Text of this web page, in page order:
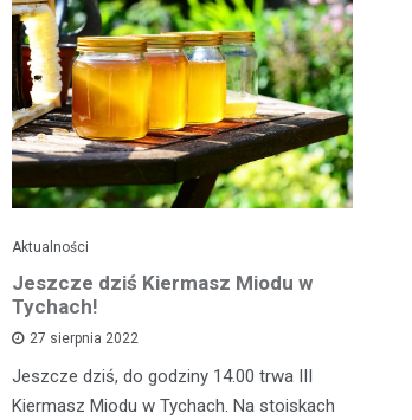
Aktualności
Jeszcze dziś Kiermasz Miodu w
Tychach!
27 sierpnia 2022
Jeszcze dziś, do godziny 14.00 trwa III
Kiermasz Miodu w Tychach. Na stoiskach